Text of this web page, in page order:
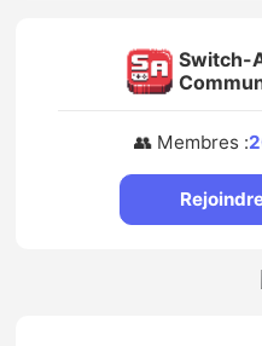
Switch-
👥 Membres :